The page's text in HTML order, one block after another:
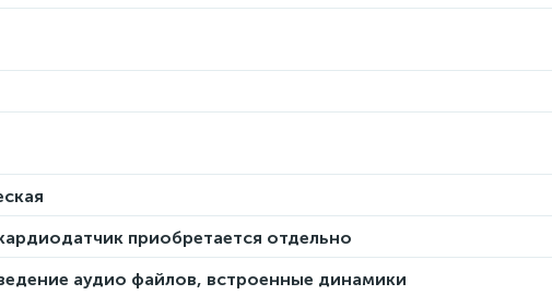
приобретается отдельно
аудио файлов, встроенные динамики